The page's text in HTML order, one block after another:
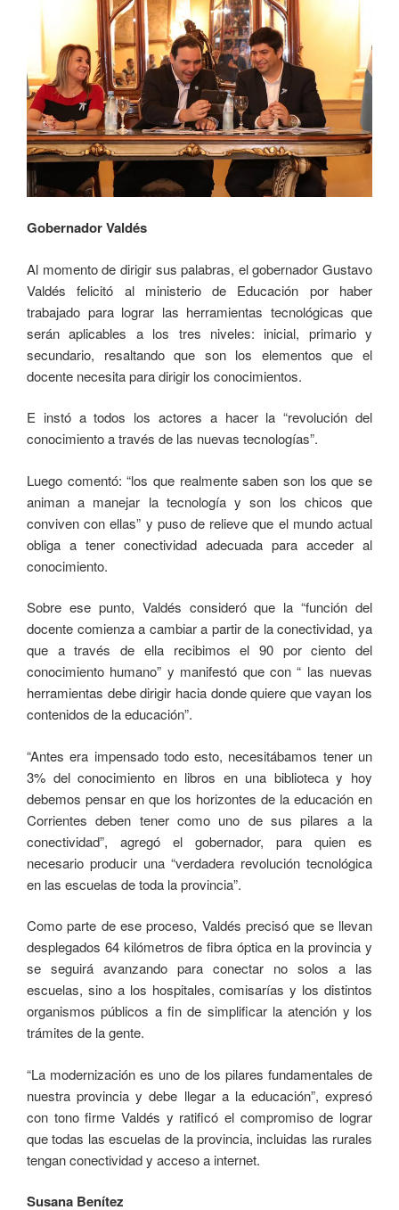
Gobernador Valdés
Al momento de dirigir sus palabras, el gobernador Gustavo
Valdés felicitó al ministerio de Educación por haber
trabajado para lograr las herramientas tecnológicas que
serán aplicables a los tres niveles: inicial, primario y
secundario, resaltando que son los elementos que el
docente necesita para dirigir los conocimientos.
E instó a todos los actores a hacer la “revolución del
conocimiento a través de las nuevas tecnologías”.
Luego comentó: “los que realmente saben son los que se
animan a manejar la tecnología y son los chicos que
conviven con ellas” y puso de relieve que el mundo actual
obliga a tener conectividad adecuada para acceder al
conocimiento.
Sobre ese punto, Valdés consideró que la “función del
docente comienza a cambiar a partir de la conectividad, ya
que a través de ella recibimos el 90 por ciento del
conocimiento humano” y manifestó que con “ las nuevas
herramientas debe dirigir hacia donde quiere que vayan los
contenidos de la educación”.
“Antes era impensado todo esto, necesitábamos tener un
3% del conocimiento en libros en una biblioteca y hoy
debemos pensar en que los horizontes de la educación en
Corrientes deben tener como uno de sus pilares a la
conectividad”, agregó el gobernador, para quien es
necesario producir una “verdadera revolución tecnológica
en las escuelas de toda la provincia”.
Como parte de ese proceso, Valdés precisó que se llevan
desplegados 64 kilómetros de fibra óptica en la provincia y
se seguirá avanzando para conectar no solos a las
escuelas, sino a los hospitales, comisarías y los distintos
organismos públicos a fin de simplificar la atención y los
trámites de la gente.
“La modernización es uno de los pilares fundamentales de
nuestra provincia y debe llegar a la educación”, expresó
con tono firme Valdés y ratificó el compromiso de lograr
que todas las escuelas de la provincia, incluidas las rurales
tengan conectividad y acceso a internet.
Susana Benítez